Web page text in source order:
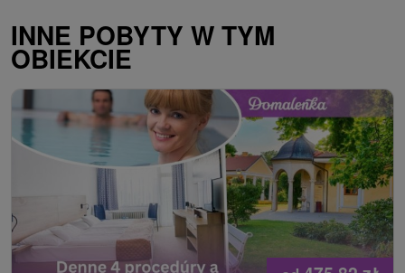
INNE POBYTY W TYM
OBIEKCIE